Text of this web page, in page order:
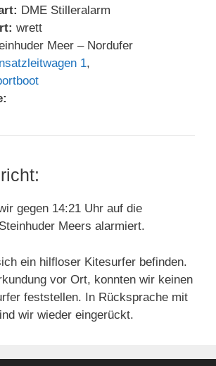
DME Stilleralarm
wrett
Meer – Nordufer
1,
gegen 14:21 Uhr auf die
Meers alarmiert.
ein hilfloser Kitesurfer befinden.
vor Ort, konnten wir keinen
feststellen. In Rücksprache mit
wir wieder eingerückt.